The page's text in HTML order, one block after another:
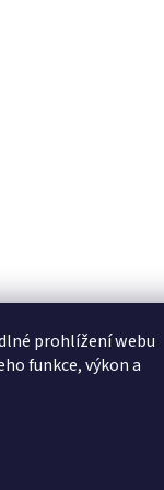
prohlížení webu
funkce, výkon a